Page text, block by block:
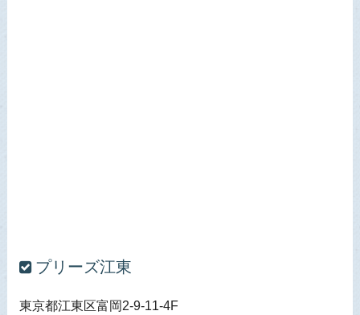
プリーズ江東
東京都江東区富岡2-9-11-4F